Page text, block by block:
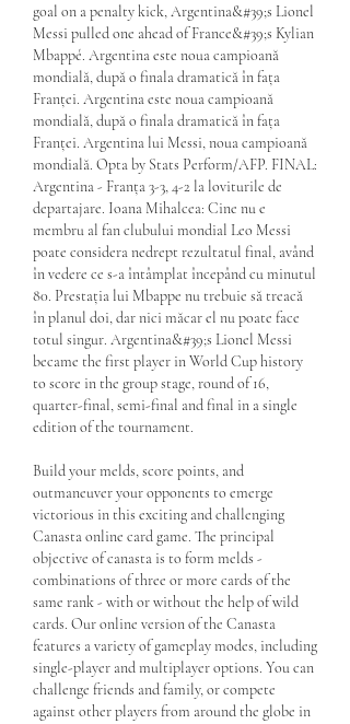
goal on a penalty kick, Argentina&#39;s Lionel
Messi pulled one ahead of France&#39;s Kylian
Mbappé. Argentina este noua campioană
mondială, după o finala dramatică în fața
Franței. Argentina este noua campioană
mondială, după o finala dramatică în fața
Franței. Argentina lui Messi, noua campioană
mondială. Opta by Stats Perform/AFP. FINAL:
Argentina - Franța 3-3, 4-2 la loviturile de
departajare. Ioana Mihalcea: Cine nu e
membru al fan clubului mondial Leo Messi
poate considera nedrept rezultatul final, având
în vedere ce s-a întâmplat începând cu minutul
80. Prestația lui Mbappe nu trebuie să treacă
în planul doi, dar nici măcar el nu poate face
totul singur. Argentina&#39;s Lionel Messi
became the first player in World Cup history
to score in the group stage, round of 16,
quarter-final, semi-final and final in a single
edition of the tournament.
Build your melds, score points, and
outmaneuver your opponents to emerge
victorious in this exciting and challenging
Canasta online card game. The principal
objective of canasta is to form melds -
combinations of three or more cards of the
same rank - with or without the help of wild
cards. Our online version of the Canasta
features a variety of gameplay modes, including
single-player and multiplayer options. You can
challenge friends and family, or compete
against other players from around the globe in